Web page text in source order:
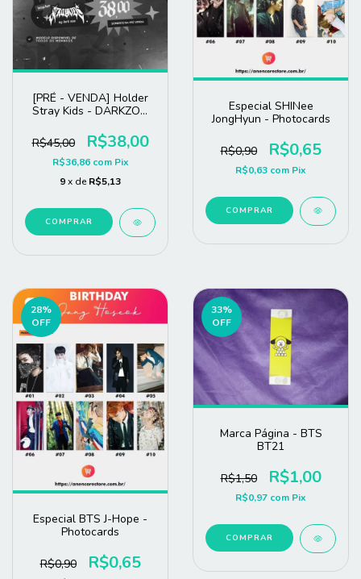
[PRÉ - VENDA] Holder
Stray Kids - DARKZOO
R$45,00
R$38,00
R$36,86 com Pix
9x de R$5,13
COMPRAR
Especial SHINee
JongHyun - Photocards
R$0,90 R$0,65
R$0,63 com Pix
COMPRAR
28%
OFF
Especial BTS J-Hope -
Photocards
R$0,90 R$0,65
33%
OFF
Marca Página - BTS
BT21
R$1,50 R$1,00
R$0,97 com Pix
COMPRAR